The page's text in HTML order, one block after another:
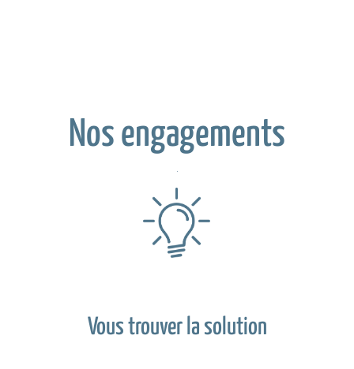
Nos engagements
Vous trouver la solution